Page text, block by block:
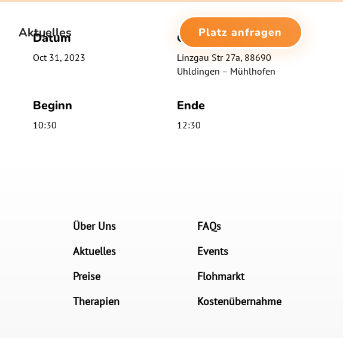
Aktuelles Platz anfragen
Datum
Oct 31, 2023
Ort
Linzgau Str 27a, 88690
Uhldingen – Mühlhofen
Beginn
10:30
Ende
12:30
Über Uns
Aktuelles
Preise
Therapien
FAQs
Events
Flohmarkt
Kostenübernahme